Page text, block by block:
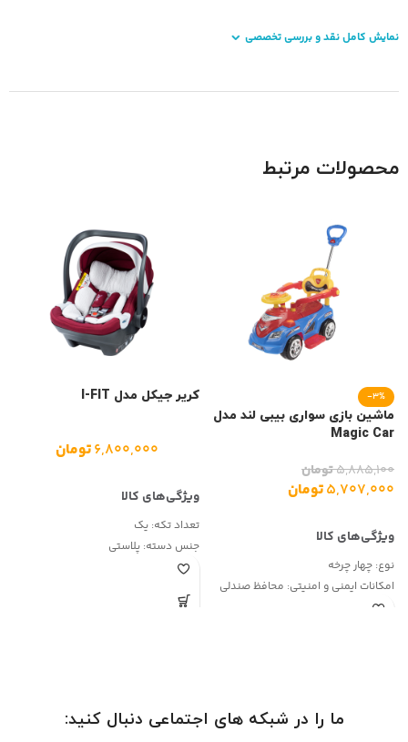
نمایش کامل نقد و بررسی تخصصی
محصولات مرتبط
-3%
ماشین بازی سواری بیبی لند مدل
Magic Car
۵,۸۸۵,۱۰۰تومان
۵,۷۰۷,۰۰۰تومان
نوع: چهار چرخه
امکانات ایمنی و امنیتی: محافظ صندلی
امکانات صوتی:
کریر جیکل مدل I-FIT
۶,۸۰۰,۰۰۰تومان
تعداد تکه: یک
جنس دسته: پلاستی
ما را در شبکه های اجتماعی دنبال کنید: